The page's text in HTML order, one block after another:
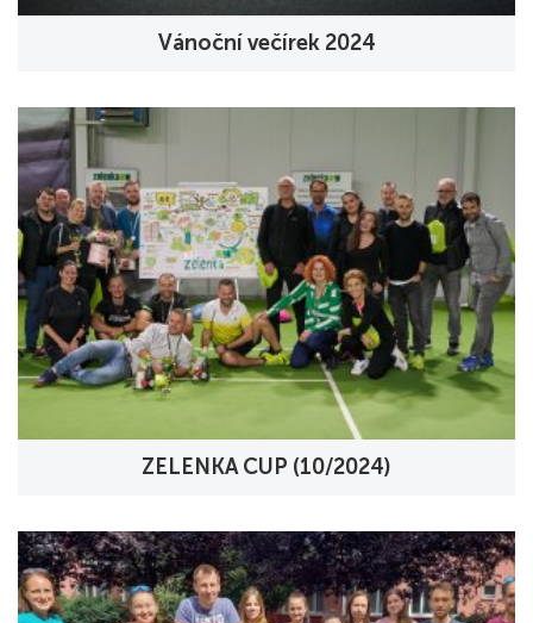
Vánoční večírek 2024
ZELENKA CUP (10/2024)